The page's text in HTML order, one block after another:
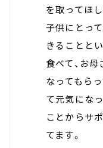
を取ってほ
子供にとっ
きることと
食べて、お
なってもら
て元気にな
ことからサ
てます。